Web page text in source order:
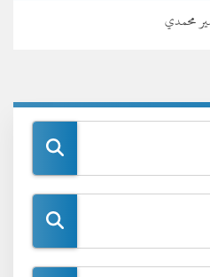
محمدي